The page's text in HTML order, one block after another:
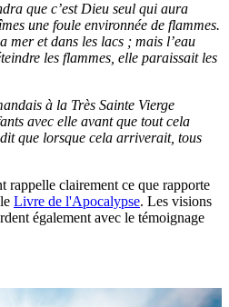
que c’est Dieu seul qui aura
une foule environnée de flammes.
mer et dans les lacs ; mais l’eau
les flammes, elle paraissait les
à la Très Sainte Vierge
avec elle avant que tout cela
que lorsque cela arriverait, tous
rappelle clairement ce que rapporte
Livre de l'Apocalypse. Les visions
également avec le témoignage